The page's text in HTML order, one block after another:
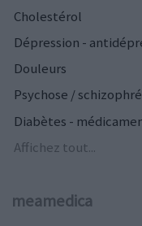
Cholestérol
Dépression -
Douleurs
Psychose /
Diabètes -
Affichez tout...
meamedica